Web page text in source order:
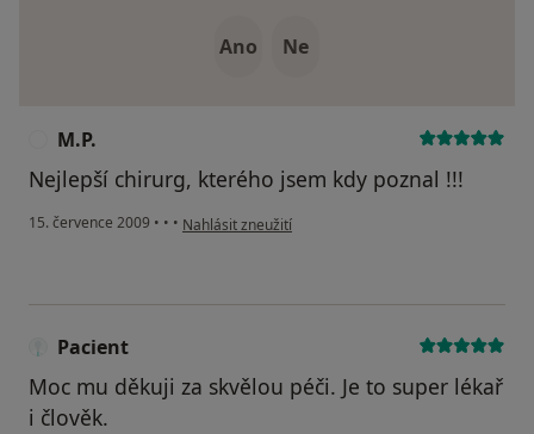
Ano Ne
M.P.
Nejlepší chirurg, kterého jsem kdy poznal !!!
15. července 2009 • • • podle názoru uživatele M.P.
Nahlásit zneužití
Pacient
Moc mu děkuji za skvělou péči. Je to super lékař
i člověk.